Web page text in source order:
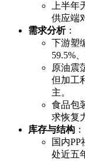
上半
供应端
需求分析：
下游塑
59.5%
原油震
但加工
主。
食品包
求恢复
库存与结构 ：
国内
处近五